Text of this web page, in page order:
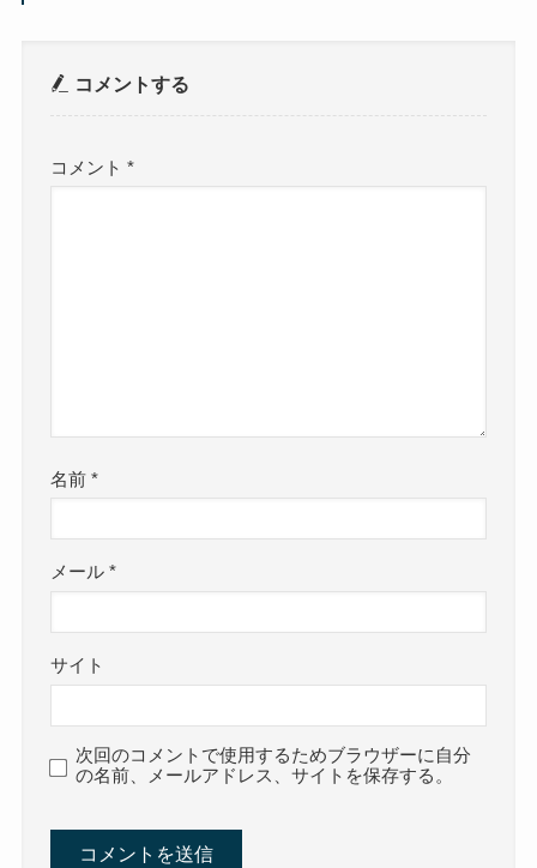
コメントする
コメント*
名前*
メール*
サイト
次回のコメントで使用するためブラウザーに自分
の名前、メールアドレス、サイトを保存する。